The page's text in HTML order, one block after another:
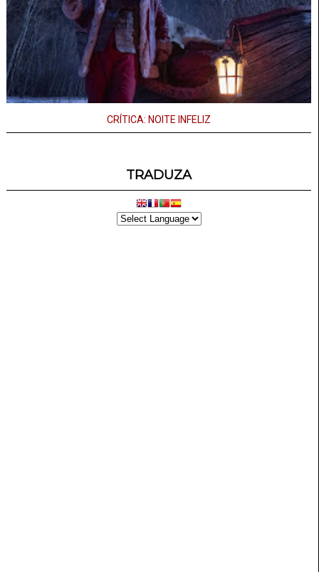
CRÍTICA: NOITE INFELIZ
TRADUZA